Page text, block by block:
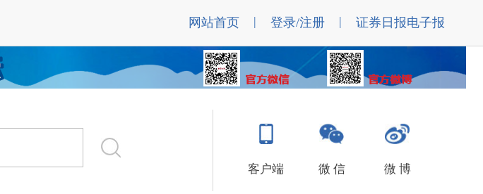
网站首页 | 登录/注册 | 证券日报电子报
客户端 微 信 微 博